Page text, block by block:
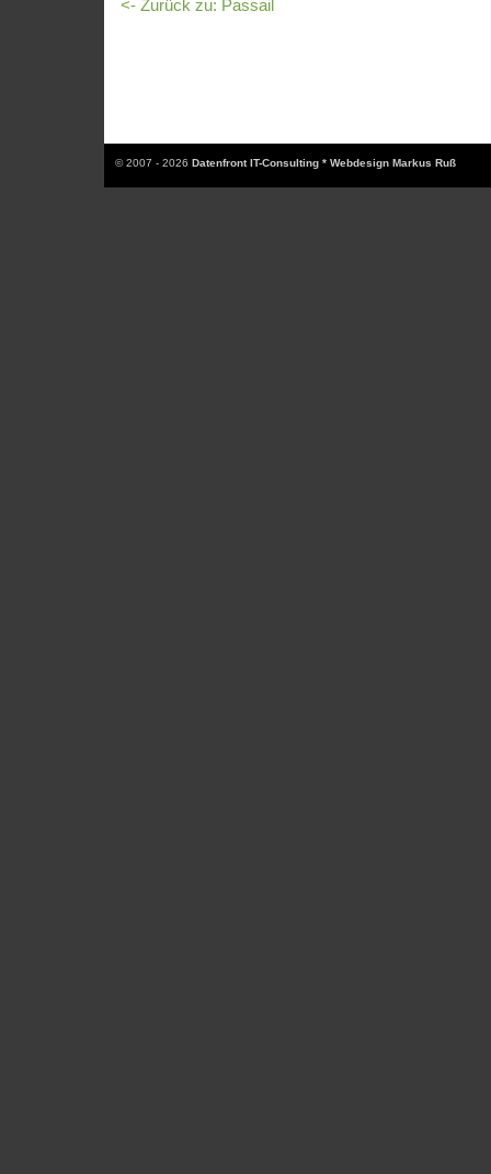
<- Zurück zu: Passail
© 2007 - 2026 Datenfront IT-Consulting * Webdesign Markus Ruß